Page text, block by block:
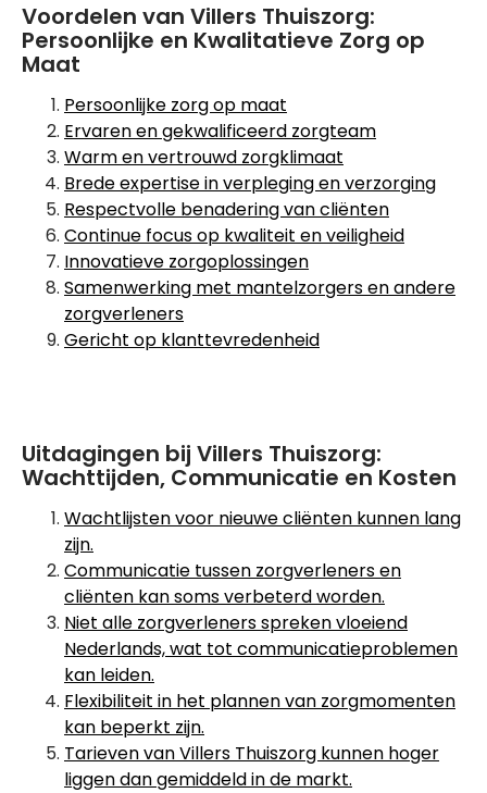
Voordelen van Villers Thuiszorg:
Persoonlijke en Kwalitatieve Zorg op
Maat
Persoonlijke zorg op maat
Ervaren en gekwalificeerd zorgteam
Warm en vertrouwd zorgklimaat
Brede expertise in verpleging en verzorging
Respectvolle benadering van cliënten
Continue focus op kwaliteit en veiligheid
Innovatieve zorgoplossingen
Samenwerking met mantelzorgers en andere
zorgverleners
Gericht op klanttevredenheid
Uitdagingen bij Villers Thuiszorg:
Wachttijden, Communicatie en Kosten
Wachtlijsten voor nieuwe cliënten kunnen lang
zijn.
Communicatie tussen zorgverleners en
cliënten kan soms verbeterd worden.
Niet alle zorgverleners spreken vloeiend
Nederlands, wat tot communicatieproblemen
kan leiden.
Flexibiliteit in het plannen van zorgmomenten
kan beperkt zijn.
Tarieven van Villers Thuiszorg kunnen hoger
liggen dan gemiddeld in de markt.